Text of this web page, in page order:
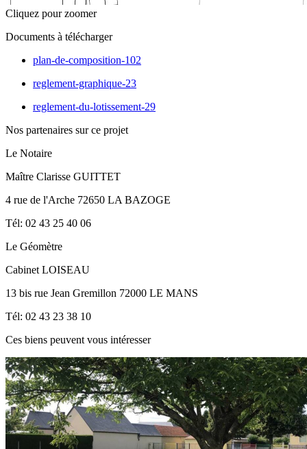
Cliquez pour zoomer
Documents à télécharger
plan-de-composition-102
reglement-graphique-23
reglement-du-lotissement-29
Nos partenaires sur ce projet
Le Notaire
Maître Clarisse GUITTET
4 rue de l'Arche 72650 LA BAZOGE
Tél: 02 43 25 40 06
Le Géomètre
Cabinet LOISEAU
13 bis rue Jean Gremillon 72000 LE MANS
Tél: 02 43 23 38 10
Ces biens peuvent vous intéresser